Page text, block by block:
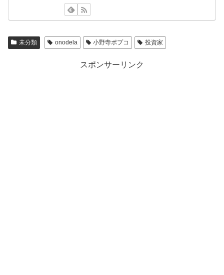
未分類 onodela 小野寺ポプコ 投資家
スポンサーリンク